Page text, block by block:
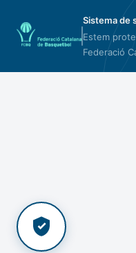
Sistema de
Estem
Federació